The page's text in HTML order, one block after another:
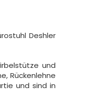
Deshler
und
Rückenlehne
und sind in